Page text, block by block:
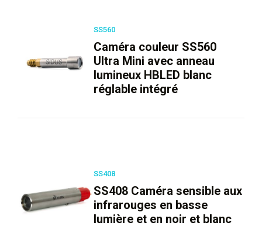
SS560
Caméra couleur SS560
Ultra Mini avec anneau
lumineux HBLED blanc
réglable intégré
SS408
SS408 Caméra sensible aux
infrarouges en basse
lumière et en noir et blanc